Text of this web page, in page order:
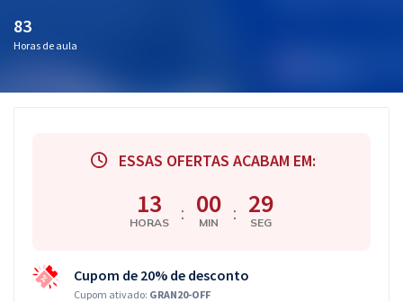
Aprovados
83
Horas de aula
ESSAS OFERTAS ACABAM EM:
13
HORAS : 00
MIN : 29
SEG
Cupom de 20% de desconto
Cupom ativado: GRAN20-OFF